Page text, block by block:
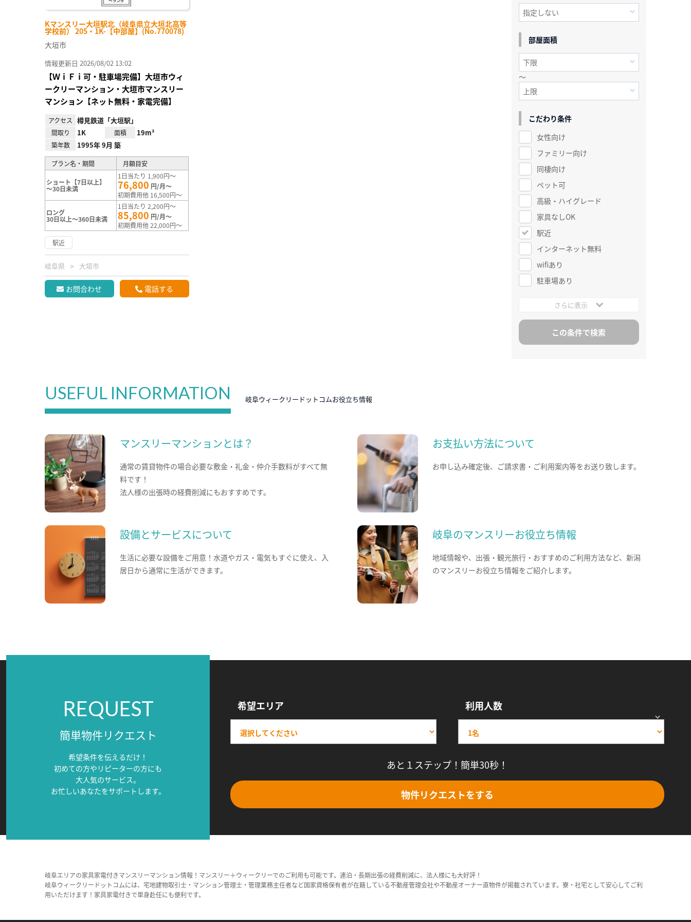
Kマンスリー大垣駅北（岐阜県立大垣北高等
学校前） 205・1K-【中部屋】(No.770078)
大垣市
情報更新日 2026/08/02 13:02
【ＷｉＦｉ可・駐車場完備】大垣市ウィ
ークリーマンション・大垣市マンスリー
マンション【ネット無料・家電完備】
アクセス 樽見鉄道「大垣駅」
間取り 1K 面積 19m²
築年数 1995年 9月 築
プラン名・期間 月額目安
ショート【7日以上】
～30日未満
1日当たり 1,900円～
76,800 円/月～
初期費用他 16,500円～
ロング
30日以上～360日未満
1日当たり 2,200円～
85,800 円/月～
初期費用他 22,000円～
駅近
岐阜県 大垣市
お問合わせ 電話する
部屋面積
～
こだわり条件
女性向け
ファミリー向け
同棲向け
ペット可
高級・ハイグレード
家具なしOK
駅近
インターネット無料
wifiあり
駐車場あり
さらに表示
USEFUL INFORMATION 岐阜ウィークリードットコムお役立ち情報
マンスリーマンションとは？
通常の賃貸物件の場合必要な敷金・礼金・仲介手数料がすべて無
料です！
法人様の出張時の経費削減にもおすすめです。
お支払い方法について
お申し込み確定後、ご請求書・ご利用案内等をお送り致します。
設備とサービスについて
生活に必要な設備をご用意！水道やガス・電気もすぐに使え、入
居日から通常に生活ができます。
岐阜のマンスリーお役立ち情報
地域情報や、出張・観光旅行・おすすめのご利用方法など、新潟
のマンスリーお役立ち情報をご紹介します。
REQUEST
簡単物件リクエスト
希望条件を伝えるだけ！
初めての方やリピーターの方にも
大人気のサービス。
お忙しいあなたをサポートします。
希望エリア 利用人数
あと１ステップ！簡単30秒！
物件リクエストをする
岐阜エリアの家具家電付きマンスリーマンション情報！マンスリー＋ウィークリーでのご利用も可能です。連泊・長期出張の経費削減に、法人様にも大好評！
岐阜ウィークリードットコムには、宅地建物取引士・マンション管理士・管理業務主任者など国家資格保有者が在籍している不動産管理会社や不動産オーナー直物件が掲載されています。寮・社宅として安心してご利
用いただけます！家具家電付きで単身赴任にも便利です。